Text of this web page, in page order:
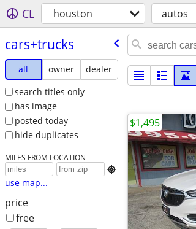
CL houston autos
cars+trucks
all owner
dealer
search titles only
has image
posted today
hide duplicates
MILES FROM LOCATION

use map...
price
free
$1,495